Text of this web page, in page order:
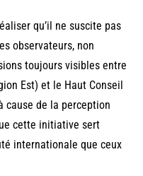
qu’il ne suscite pas
observateurs, non
toujours visibles entre
Est) et le Haut Conseil
cause de la perception
cette initiative sert
internationale que ceux